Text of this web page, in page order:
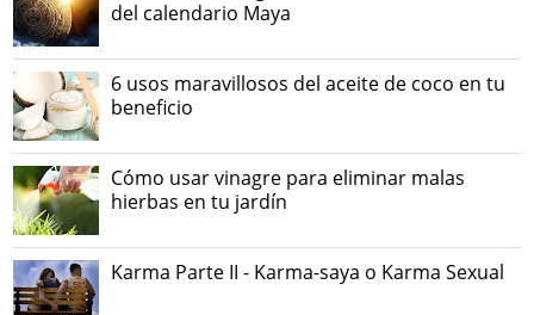
del calendario Maya
6 usos maravillosos del aceite de coco en tu
beneficio
Cómo usar vinagre para eliminar malas
hierbas en tu jardín
Karma Parte II - Karma-saya o Karma Sexual